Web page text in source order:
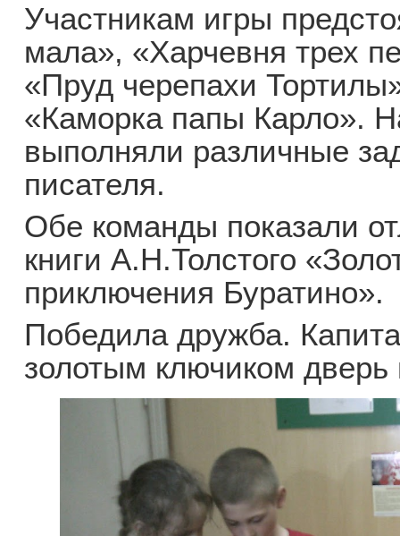
Участникам игры
мала», «Харчевня трех
«Пруд черепахи
«Каморка папы Карло».
выполняли различные
писателя.
Обе команды показали
книги А.Н.Толстого
приключения Буратино».
Победила дружба.
золотым ключиком